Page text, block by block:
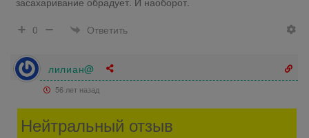
0
Ответить
лилиан@
56 лет назад
Нейтральный отзыв